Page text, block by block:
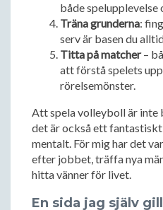
både spelupplevelse
Träna grunderna:
serv är basen du
Titta på matcher–
att förstå spelets
rörelsemönster.
Att spela volleyboll är inte
det är också ett
mentalt. För mig har det
efter jobbet, träffa nya
hitta vänner för livet.
En sida jag själv